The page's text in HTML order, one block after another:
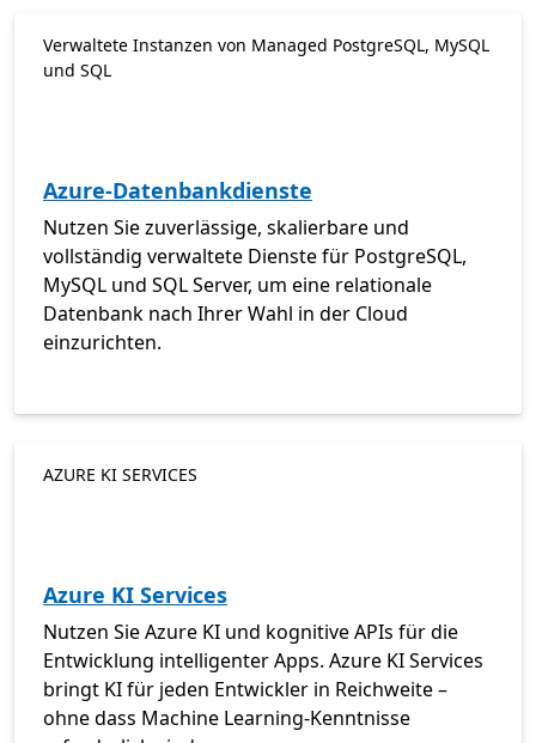
Verwaltete Instanzen von Managed PostgreSQL, MySQL
und SQL
Azure-Datenbankdienste
Nutzen Sie zuverlässige, skalierbare und
vollständig verwaltete Dienste für PostgreSQL,
MySQL und SQL Server, um eine relationale
Datenbank nach Ihrer Wahl in der Cloud
einzurichten.
AZURE KI SERVICES
Azure KI Services
Nutzen Sie Azure KI und kognitive APIs für die
Entwicklung intelligenter Apps. Azure KI Services
bringt KI für jeden Entwickler in Reichweite –
ohne dass Machine Learning-Kenntnisse